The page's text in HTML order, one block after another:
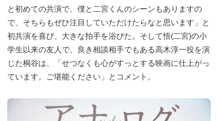
と初めての共演で、僕と二宮くんのシーンもありますの
で、そちらもぜひ注目していただけたらなと思います」と
初共演を喜び、大きな拍手を浴びた。そして悟(二宮)の小
学生以来の友人で、良き相談相手でもある高木淳一役を演
じた桐谷は、「せつなくも心がすっとする映画に仕上がっ
ています。ご堪能ください」とコメント。